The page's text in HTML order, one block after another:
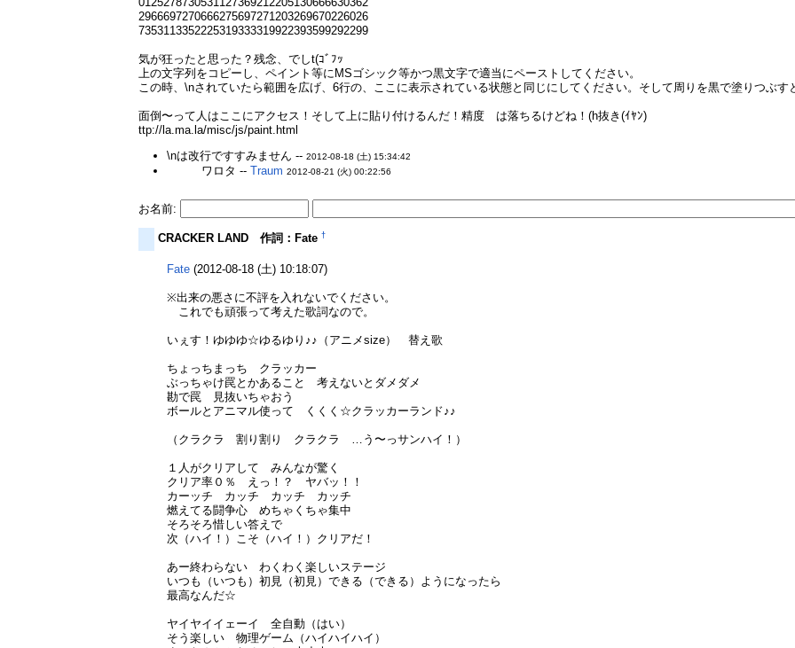
2966697270666275697271203269670226026
7353113352225319333319922393599292299
気が狂ったと思った？残念、でしt(ｺﾞﾌｯ
上の文字列をコピーし、ペイント等にMSゴシック等かつ黒文字で適当にペーストしてください。
この時、\nされていたら範囲を広げ、6行の、ここに表示されている状態と同じにしてください。そして周りを黒で塗りつぶ
面倒〜って人はここにアクセス！そして上に貼り付けるんだ！精度
は落ちるけどね！(h抜き(ｲﾔﾝ)
ttp://la.ma.la/misc/js/paint.html
\nは改行ですすみません --2012-08-18 (土) 15:34:42
ワロタ --Traum 2012-08-21 (火) 00:22:56
お名前:
CRACKER LAND 作詞：Fate †
Fate (2012-08-18 (土) 10:18:07)
※出来の悪さに不評を入れないでください。
これでも頑張って考えた歌詞なので。
いぇす！ゆゆゆ☆ゆるゆり♪♪（アニメsize） 替え歌
ちょっちまっち クラッカー
ぶっちゃけ罠とかあること 考えないとダメダメ
勘で罠 見抜いちゃおう
ボールとアニマル使って くくく☆クラッカーランド♪♪
（クラクラ 割り割り クラクラ …う〜っサンハイ！）
１人がクリアして みんなが驚く
クリア率０％ えっ！？ ヤバッ！！
カーッチ カッチ カッチ カッチ
燃えてる闘争心 めちゃくちゃ集中
そろそろ惜しい答えで
次（ハイ！）こそ（ハイ！）クリアだ！
あー終わらない わくわく楽しいステージ
いつも（いつも）初見（初見）できる（できる）ようになったら
最高なんだ☆
ヤイヤイイェーイ 全自動（はい）
そう楽しい 物理ゲーム（ハイハイハイ）